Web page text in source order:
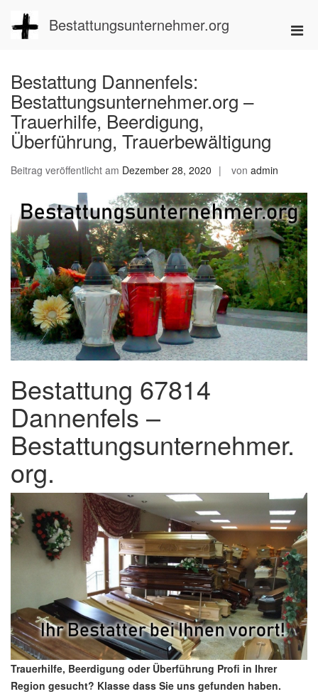
Inhalt
springen
Bestattungsunternehmer.org
Bestattung Dannenfels:
Bestattungsunternehmer.org –
Trauerhilfe, Beerdigung,
Überführung, Trauerbewältigung
Beitrag veröffentlicht am Dezember 28, 2020 von admin
Bestattung 67814
Dannenfels –
Bestattungsunternehmer.
org.
Trauerhilfe, Beerdigung oder Überführung Profi in Ihrer
Region gesucht? Klasse dass Sie uns gefunden haben.